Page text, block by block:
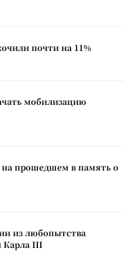
почти на 11%
мобилизацию
прошедшем в память о
из любопытства
Карла III